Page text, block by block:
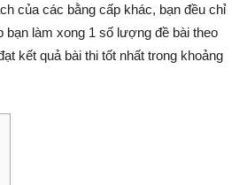
của các bằng cấp khác, bạn đều chỉ
bạn làm xong 1 số lượng đề bài theo
kết quả bài thi tốt nhất trong khoảng